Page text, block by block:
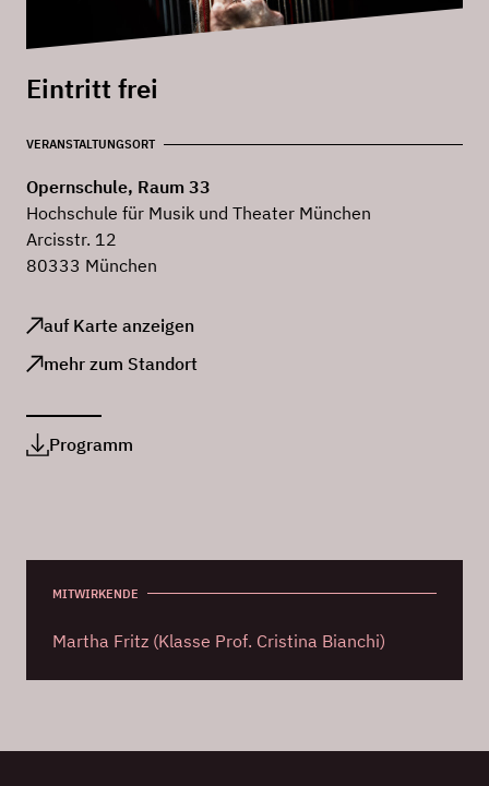
Eintritt frei
VERANSTALTUNGSORT
Opernschule, Raum 33
Hochschule für Musik und Theater München
Arcisstr. 12
80333 München
auf Karte anzeigen
mehr zum Standort
Programm
MITWIRKENDE
Martha Fritz (Klasse Prof. Cristina Bianchi)